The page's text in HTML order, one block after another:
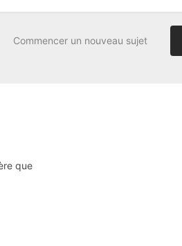
Commencer un nouveau sujet
que